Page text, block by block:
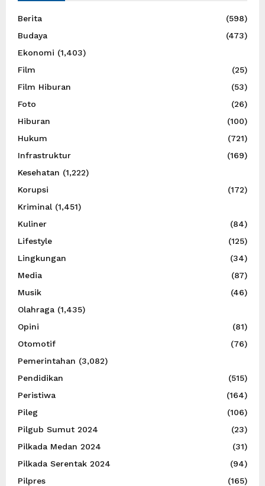
Berita
(598)
Budaya
(473)
Ekonomi (1,403)
Film
(25)
Film Hiburan
(53)
Foto
(26)
Hiburan
(100)
Hukum
(721)
Infrastruktur
(169)
Kesehatan (1,222)
Korupsi
(172)
Kriminal (1,451)
Kuliner
(84)
Lifestyle
(125)
Lingkungan
(34)
Media
(87)
Musik
(46)
Olahraga (1,435)
Opini
(81)
Otomotif
(76)
Pemerintahan (3,082)
Pendidikan
(515)
Peristiwa
(164)
Pileg
(106)
Pilgub Sumut 2024
(23)
Pilkada Medan 2024
(31)
Pilkada Serentak 2024
(94)
Pilpres
(165)